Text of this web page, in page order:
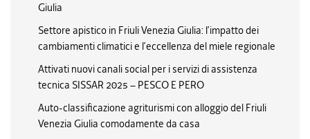
Giulia
Settore apistico in Friuli Venezia Giulia: l’impatto dei
cambiamenti climatici e l’eccellenza del miele regionale
Attivati nuovi canali social per i servizi di assistenza
tecnica SISSAR 2025 – PESCO E PERO
Auto-classificazione agriturismi con alloggio del Friuli
Venezia Giulia comodamente da casa